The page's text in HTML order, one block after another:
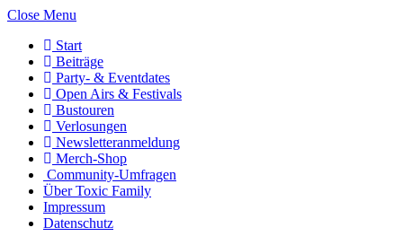
Close Menu
Start
Beiträge
Party- & Eventdates
Open Airs & Festivals
Bustouren
Verlosungen
Newsletteranmeldung
Merch-Shop
Community-Umfragen
Über Toxic Family
Impressum
Datenschutz